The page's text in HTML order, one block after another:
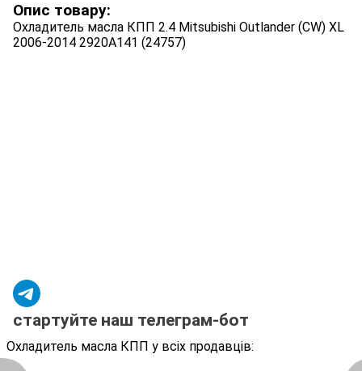
Опис товару:
Охладитель масла КПП 2.4 Mitsubishi Outlander (CW) XL
2006-2014 2920A141 (24757)
стартуйте наш телеграм-бот
Охладитель масла КПП у всіх продавців: